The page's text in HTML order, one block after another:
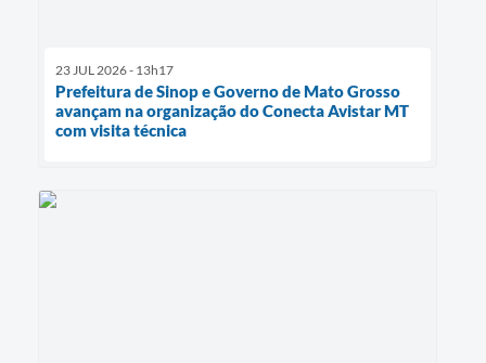
23 JUL 2026 - 13h17
Prefeitura de Sinop e Governo de Mato Grosso
avançam na organização do Conecta Avistar MT
com visita técnica